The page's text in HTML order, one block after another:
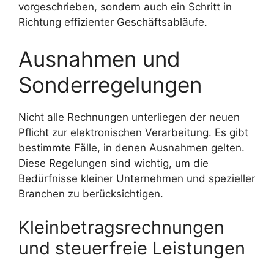
vorgeschrieben, sondern auch ein Schritt in
Richtung effizienter Geschäftsabläufe.
Ausnahmen und
Sonderregelungen
Nicht alle Rechnungen unterliegen der neuen
Pflicht zur elektronischen Verarbeitung. Es gibt
bestimmte Fälle, in denen Ausnahmen gelten.
Diese Regelungen sind wichtig, um die
Bedürfnisse kleiner Unternehmen und spezieller
Branchen zu berücksichtigen.
Kleinbetragsrechnungen
und steuerfreie Leistungen